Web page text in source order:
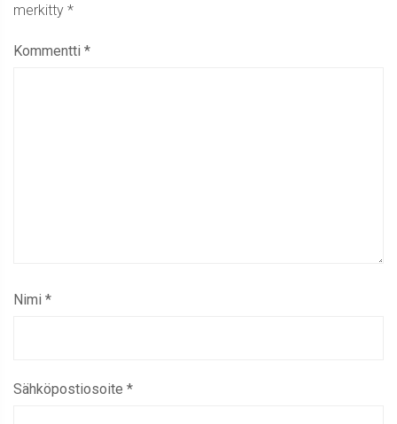
merkitty *
Kommentti *
Nimi *
Sähköpostiosoite *